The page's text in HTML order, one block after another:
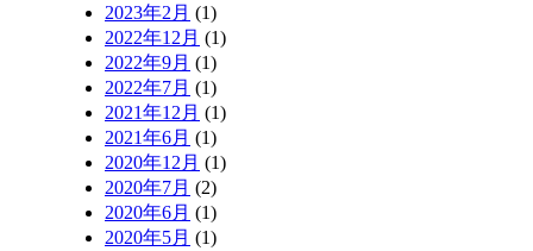
2023年2月 (1)
2022年12月 (1)
2022年9月 (1)
2022年7月 (1)
2021年12月 (1)
2021年6月 (1)
2020年12月 (1)
2020年7月 (2)
2020年6月 (1)
2020年5月 (1)